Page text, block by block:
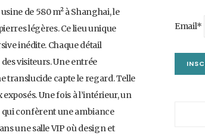
de 580 m² à Shanghai, le
légères. Ce lieu unique
inédite. Chaque détail
visiteurs. Une entrée
translucide capte le regard. Telle
Une fois à l’intérieur, un
qui confèrent une ambiance
une salle VIP où design et
Email*